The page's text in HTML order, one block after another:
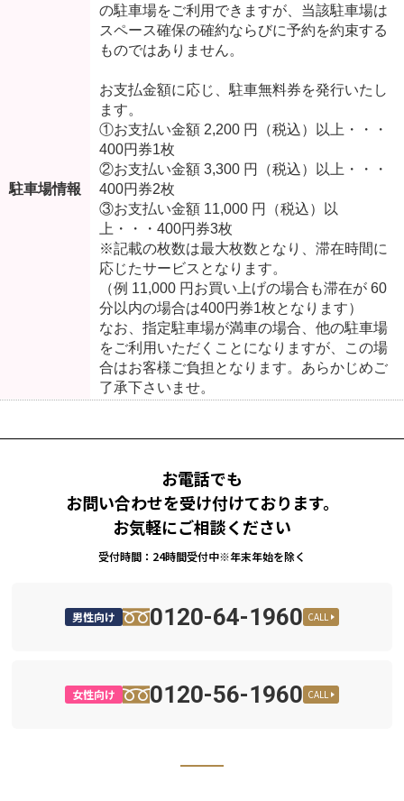
駐車場情報
の駐車場をご利用できますが、当該駐車場は
スペース確保の確約ならびに予約を約束する
ものではありません。
お支払金額に応じ、駐車無料券を発行いたし
ます。
①お支払い金額 2,200 円（税込）以上・・・
400円券1枚
②お支払い金額 3,300 円（税込）以上・・・
400円券2枚
③お支払い金額 11,000 円（税込）以
上・・・400円券3枚
※記載の枚数は最大枚数となり、滞在時間に
応じたサービスとなります。
（例 11,000 円お買い上げの場合も滞在が 60
分以内の場合は400円券1枚となります）
なお、指定駐車場が満車の場合、他の駐車場
をご利用いただくことになりますが、この場
合はお客様ご負担となります。あらかじめご
了承下さいませ。
お電話でも
お問い合わせを受け付けております。
お気軽にご相談ください
受付時間：24時間受付中※年末年始を除く
男性向け 0120-64-1960 CALL
女性向け 0120-56-1960 CALL